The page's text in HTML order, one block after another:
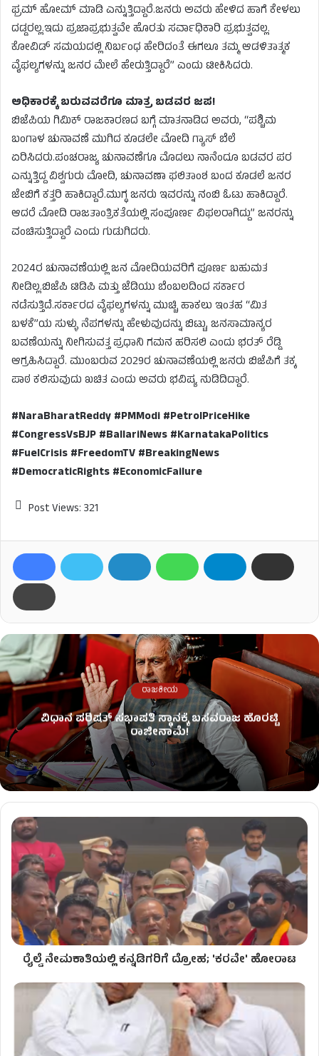
ಫ್ರಮ್ ಹೋಮ್ ಮಾಡಿ ಎನ್ನುತ್ತಿದ್ದಾರೆ.ಜನರು ಅವರು ಹೇಳಿದ ಹಾಗೆ ಕೇಳಲು
ದಡ್ಡರಲ್ಲ.ಇದು ಪ್ರಜಾಪ್ರಭುತ್ವವೇ ಹೊರತು ಸರ್ವಾಧಿಕಾರಿ ಪ್ರಭುತ್ವವಲ್ಲ.
ಕೋವಿಡ್ ಸಮಯದಲ್ಲಿ ನಿರ್ಬಂಧ ಹೇರಿದಂತೆ ಈಗಲೂ ತಮ್ಮ ಆಡಳಿತಾತ್ಮಕ
ವೈಫಲ್ಯಗಳನ್ನು ಜನರ ಮೇಲೆ ಹೇರುತ್ತಿದ್ದಾರೆ” ಎಂದು ಟೀಕಿಸಿದರು.
ಅಧಿಕಾರಕ್ಕೆ ಬರುವವರೆಗೂ ಮಾತ್ರ ಬಡವರ ಜಪ!
ಬಿಜೆಪಿಯ ಗಿಮಿಕ್ ರಾಜಕಾರಣದ ಬಗ್ಗೆ ಮಾತನಾಡಿದ ಅವರು, “ಪಶ್ಚಿಮ
ಬಂಗಾಳ ಚುನಾವಣೆ ಮುಗಿದ ಕೂಡಲೇ ಮೋದಿ ಗ್ಯಾಸ್ ಬೆಲೆ
ಏರಿಸಿದರು.ಪಂಚರಾಜ್ಯ ಚುನಾವಣೆಗೂ ಮೊದಲು ನಾನೆಂದೂ ಬಡವರ ಪರ
ಎನ್ನುತ್ತಿದ್ದ ವಿಶ್ವಗುರು ಮೋದಿ, ಚುನಾವಣಾ ಫಲಿತಾಂಶ ಬಂದ ಕೂಡಲೆ ಜನರ
ಜೇಬಿಗೆ ಕತ್ತರಿ ಹಾಕಿದ್ದಾರೆ.ಮುಗ್ಧ ಜನರು ಇವರನ್ನು ನಂಬಿ ಓಟು ಹಾಕಿದ್ದಾರೆ.
ಆದರೆ ಮೋದಿ ರಾಜತಾಂತ್ರಿಕತೆಯಲ್ಲಿ ಸಂಪೂರ್ಣ ವಿಫಲರಾಗಿದ್ದು” ಜನರನ್ನು
ವಂಚಿಸುತ್ತಿದ್ದಾರೆ ಎಂದು ಗುಡುಗಿದರು.
2024ರ ಚುನಾವಣೆಯಲ್ಲಿ ಜನ ಮೋದಿಯವರಿಗೆ ಪೂರ್ಣ ಬಹುಮತ
ನೀಡಿಲ್ಲ.ಬಿಜೆಪಿ ಟಿಡಿಪಿ ಮತ್ತು ಜೆಡಿಯು ಬೆಂಬಲದಿಂದ ಸರ್ಕಾರ
ನಡೆಸುತ್ತಿದೆ.ಸರ್ಕಾರದ ವೈಫಲ್ಯಗಳನ್ನು ಮುಚ್ಚಿ ಹಾಕಲು ಇಂತಹ “ಮಿತ
ಬಳಕೆ”ಯ ಸುಳ್ಳು ನೆಪಗಳನ್ನು ಹೇಳುವುದನ್ನು ಬಿಟ್ಟು, ಜನಸಾಮಾನ್ಯರ
ಬವಣೆಯನ್ನು ನೀಗಿಸುವತ್ತ ಪ್ರಧಾನಿ ಗಮನ ಹರಿಸಲಿ ಎಂದು ಭರತ್ ರೆಡ್ಡಿ
ಆಗ್ರಹಿಸಿದ್ದಾರೆ. ಮುಂಬರುವ 2029ರ ಚುನಾವಣೆಯಲ್ಲಿ ಜನರು ಬಿಜೆಪಿಗೆ ತಕ್ಕ
ಪಾಠ ಕಲಿಸುವುದು ಖಚಿತ ಎಂದು ಅವರು ಭವಿಷ್ಯ ನುಡಿದಿದ್ದಾರೆ.
#NaraBharatReddy #PMModi #PetrolPriceHike
#CongressVsBJP #BallariNews #KarnatakaPolitics
#FuelCrisis #FreedomTV #BreakingNews
#DemocraticRights #EconomicFailure
Post Views: 321
ರಾಜಕೀಯ
ವಿಧಾನ ಪರಿಷತ್ ಸಭಾಪತಿ ಸ್ಥಾನಕ್ಕೆ ಬಸವರಾಜ ಹೊರಟ್ಟಿ
ರಾಜೀನಾಮೆ!
ರೈಲ್ವೆ ನೇಮಕಾತಿಯಲ್ಲಿ ಕನ್ನಡಿಗರಿಗೆ ದ್ರೋಹ; 'ಕರವೇ' ಹೋರಾಟ